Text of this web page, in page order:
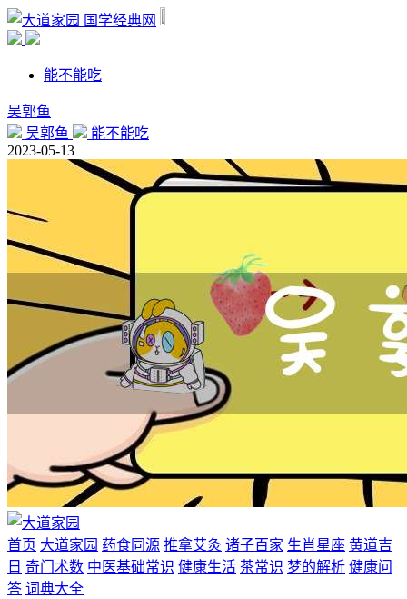
国学经典网
能不能吃
吴郭鱼
吴郭鱼
能不能吃
2023-05-13
首页 大道家园 药食同源 推拿艾灸 诸子百家 生肖星座 黄道吉
日 奇门术数 中医基础常识 健康生活 茶常识 梦的解析 健康问
答 词典大全